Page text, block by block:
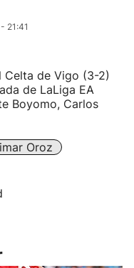
21:41
Celta de Vigo (3-2)
de LaLiga EA
Boyomo, Carlos
Oroz